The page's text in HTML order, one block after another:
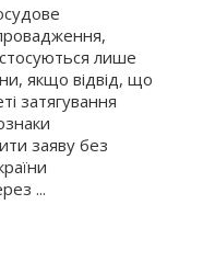
лише
якщо відвід, що
затягування
заяву без
...